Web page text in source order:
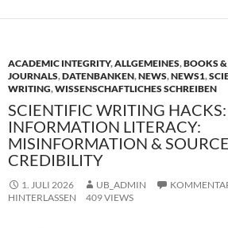
ACADEMIC INTEGRITY,ALLGEMEINES,BOOKS &
JOURNALS,DATENBANKEN,NEWS,NEWS1,
WRITING,WISSENSCHAFTLICHES SCHREIBEN
SCIENTIFIC WRITING
INFORMATION LITERACY:
MISINFORMATION & SOURCE
CREDIBILITY
1. JULI 2026 UB_ADMIN
HINTERLASSEN
409 VIEWS